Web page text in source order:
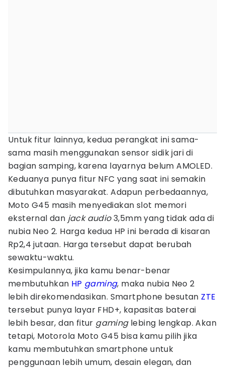
Untuk fitur lainnya, kedua perangkat ini sama-
sama masih menggunakan sensor sidik jari di
bagian samping, karena layarnya belum AMOLED.
Keduanya punya fitur NFC yang saat ini semakin
dibutuhkan masyarakat. Adapun perbedaannya,
Moto G45 masih menyediakan slot memori
eksternal dan jack audio3,5mm yang tidak ada di
nubia Neo 2. Harga kedua HP ini berada di kisaran
Rp2,4 jutaan. Harga tersebut dapat berubah
sewaktu-waktu.
Kesimpulannya, jika kamu benar-benar
membutuhkan HP gaming, maka nubia Neo 2
lebih direkomendasikan. Smartphone besutan ZTE
tersebut punya layar FHD+, kapasitas baterai
lebih besar, dan fitur gaminglebing lengkap. Akan
tetapi, Motorola Moto G45 bisa kamu pilih jika
kamu membutuhkan smartphone untuk
penggunaan lebih umum, desain elegan, dan